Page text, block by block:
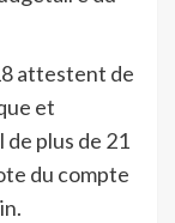
attestent de
et
plus de 21
du compte